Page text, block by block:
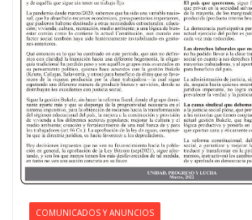
COMUNICADOS Y ANUNCIOS